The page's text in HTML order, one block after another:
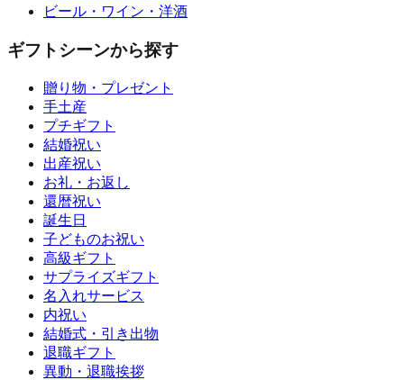
ビール・ワイン・洋酒
ギフトシーンから探す
贈り物・プレゼント
手土産
プチギフト
結婚祝い
出産祝い
お礼・お返し
還暦祝い
誕生日
子どものお祝い
高級ギフト
サプライズギフト
名入れサービス
内祝い
結婚式・引き出物
退職ギフト
異動・退職挨拶